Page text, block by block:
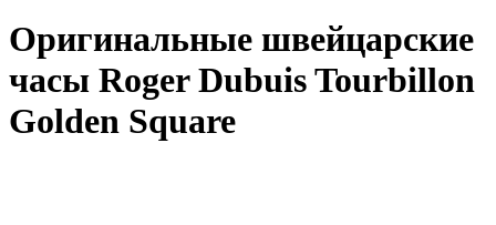
Оригинальные швейцарские
часы Roger Dubuis Tourbillon
Golden Square